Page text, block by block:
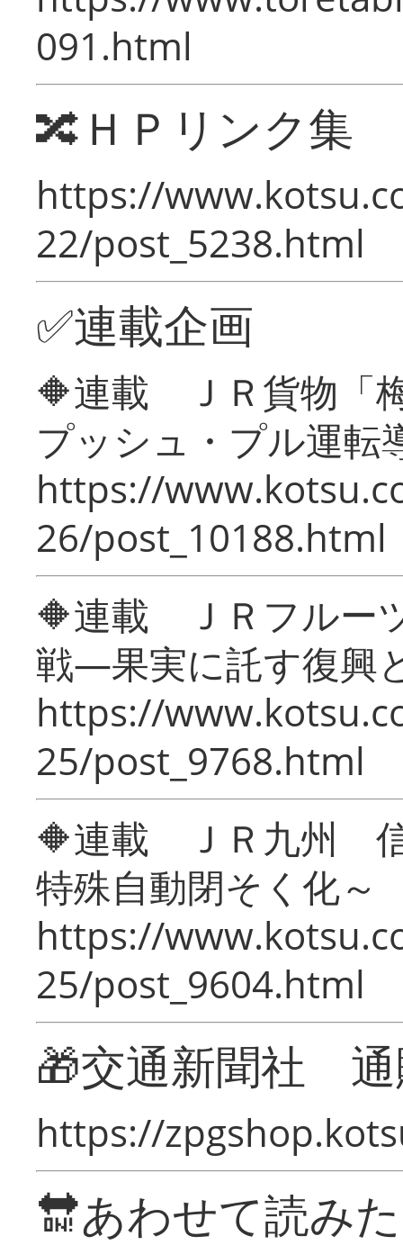
091.html
🔀ＨＰリンク集
https://
22/post_5238.html
✅連載企画
🔶連載 ＪＲ貨物「
プッシュ・プル運転
https://
26/post_10188.html
🔶連載 ＪＲフルー
戦―果実に託す復興
https://
25/post_9768.html
🔶連載 ＪＲ九州 信
特殊自動閉そく化～
https://
25/post_9604.html
🎁交通新聞社
https://
🔛あわせて読み